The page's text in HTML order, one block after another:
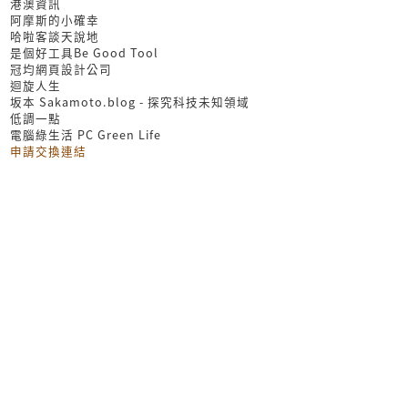
阿摩斯的小確幸
哈啦客談天說地
是個好工具Be Good Tool
冠均網頁設計公司
迴旋人生
坂本 Sakamoto.blog - 探究科技未知領域
低調一點
電腦綠生活 PC Green Life
申請交換連結